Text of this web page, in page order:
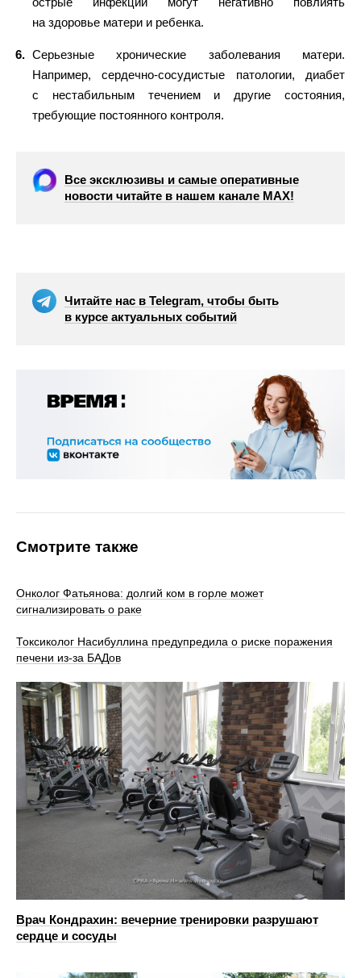
на здоровье матери и ребенка.
Серьезные хронические заболевания матери.
Например, сердечно-сосудистые патологии, диабет
с нестабильным течением и другие состояния,
требующие постоянного контроля.
Все эксклюзивы и самые оперативные
новости читайте в нашем канале МАХ!
Читайте нас в Telegram, чтобы быть
в курсе актуальных событий
Смотрите также
Онколог Фатьянова: долгий ком в горле может
сигнализировать о раке
Токсиколог Насибуллина предупредила о риске поражения
печени из-за БАДов
Врач Кондрахин: вечерние тренировки разрушают
сердце и сосуды